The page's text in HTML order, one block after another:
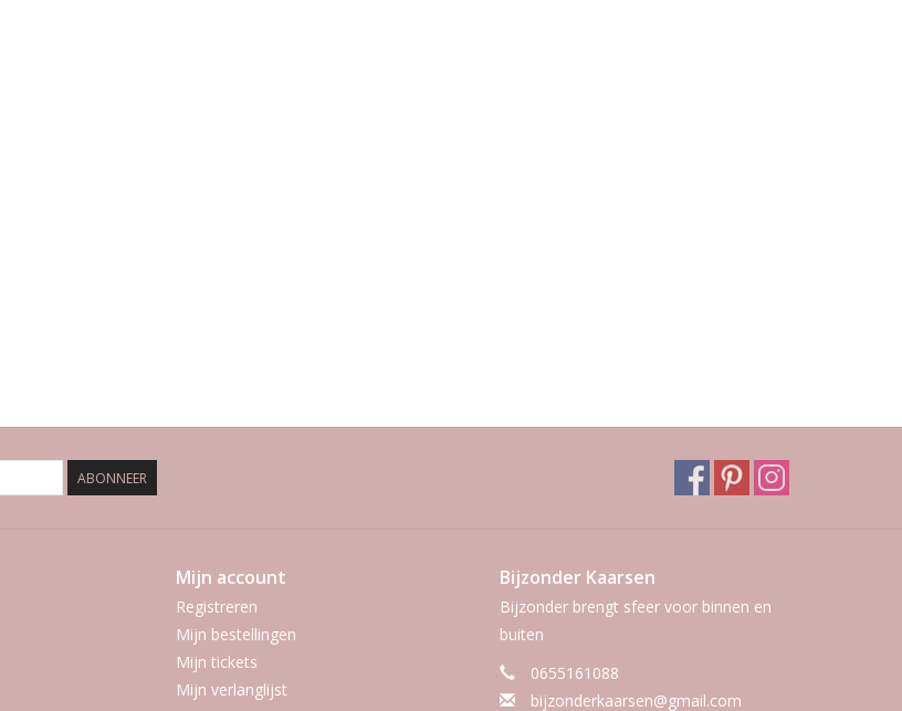
ABONNEER
Mijn account
Registreren
Mijn bestellingen
Mijn tickets
Mijn verlanglijst
Bijzonder Kaarsen
Bijzonder brengt sfeer voor binnen en
buiten
0655161088
bijzonderkaarsen@gmail.com